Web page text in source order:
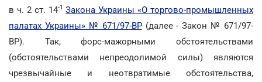
в ч. 2 ст. 14-1 Закона Украины «О торгово-промышленных
палатах Украины» № 671/97-ВР(далее - Закон № 671/97-
ВР). Так, форс-мажорными обстоятельствами
(обстоятельствами непреодолимой силы) являются
чрезвычайные и неотвратимые обстоятельства,